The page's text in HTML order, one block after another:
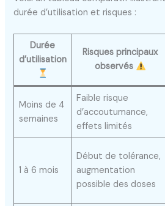
durée d’utilisation et risques :
Durée
d’utilisation
Risques principaux
observés
Moins de 4
semaines
Faible risque
d’accoutumance,
effets limités
1 à 6 mois
Début de tolérance,
augmentation
possible des doses